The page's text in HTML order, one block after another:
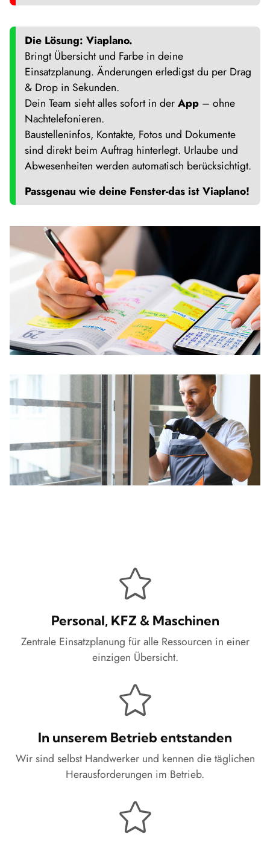
Die Lösung: Viaplano.
Bringt Übersicht und Farbe in deine
Einsatzplanung. Änderungen erledigst du per Drag
& Drop in Sekunden.
Dein Team sieht alles sofort in derApp – ohne
Nachtelefonieren.
Baustelleninfos, Kontakte, Fotos und Dokumente
sind direkt beim Auftrag hinterlegt. Urlaube und
Abwesenheiten werden automatisch berücksichtigt.
Passgenau wie deine Fenster-das ist Viaplano!
Personal, KFZ & Maschinen
Zentrale Einsatzplanung für alle Ressourcen in einer
einzigen Übersicht.
In unserem Betrieb entstanden
Wir sind selbst Handwerker und kennen die täglichen
Herausforderungen im Betrieb.